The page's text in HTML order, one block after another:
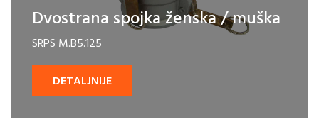
Dvostrana spojka ženska / muška
SRPS M.B5.125
DETALJNIJE